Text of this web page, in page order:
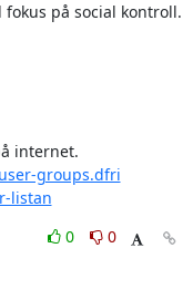
på social kontroll.
internet.
groups.dfri
listan
0
0